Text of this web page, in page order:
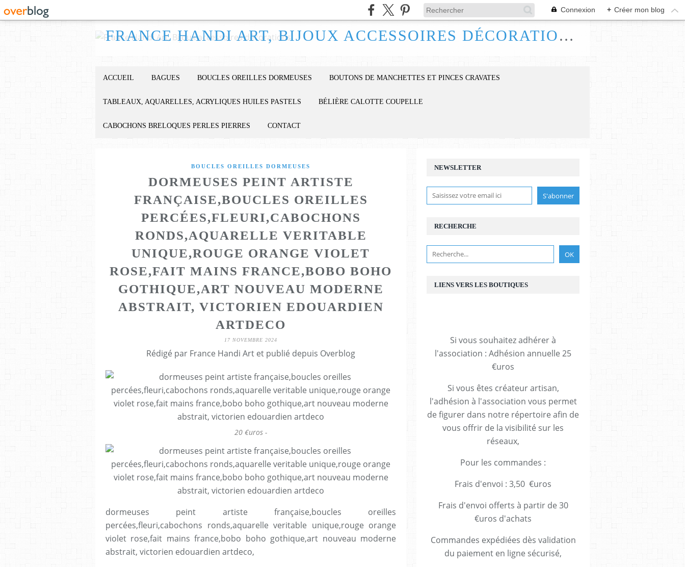
Connexion + Créer mon blog
FRANCE HANDI ART, BIJOUX ACCESSOIRES DÉCORATIONS
ACCUEIL BAGUES BOUCLES OREILLES DORMEUSES BOUTONS DE MANCHETTES ET PINCES CRAVATES
TABLEAUX, AQUARELLES, ACRYLIQUES HUILES PASTELS BÉLIÈRE CALOTTE COUPELLE
CABOCHONS BRELOQUES PERLES PIERRES CONTACT
BOUCLES OREILLES DORMEUSES
DORMEUSES PEINT ARTISTE
FRANÇAISE,BOUCLES OREILLES
PERCÉES,FLEURI,CABOCHONS
RONDS,AQUARELLE VERITABLE
UNIQUE,ROUGE ORANGE VIOLET
ROSE,FAIT MAINS FRANCE,BOBO BOHO
GOTHIQUE,ART NOUVEAU MODERNE
ABSTRAIT, VICTORIEN EDOUARDIEN
ARTDECO
17 NOVEMBRE 2024
Rédigé par France Handi Art et publié depuis Overblog
20 €uros -
dormeuses peint artiste française,boucles oreilles
percées,fleuri,cabochons ronds,aquarelle veritable unique,rouge orange
violet rose,fait mains france,bobo boho gothique,art nouveau moderne
abstrait, victorien edouardien artdeco,
NEWSLETTER
RECHERCHE
LIENS VERS LES BOUTIQUES
Si vous souhaitez adhérer à
l'association : Adhésion annuelle 25
€uros
Si vous êtes créateur artisan,
l'adhésion à l'association vous permet
de figurer dans notre répertoire afin de
vous offrir de la visibilité sur les
réseaux,
Pour les commandes :
Frais d'envoi : 3,50 €uros
Frais d'envoi offerts à partir de 30
€uros d'achats
Commandes expédiées dès validation
du paiement en ligne sécurisé,